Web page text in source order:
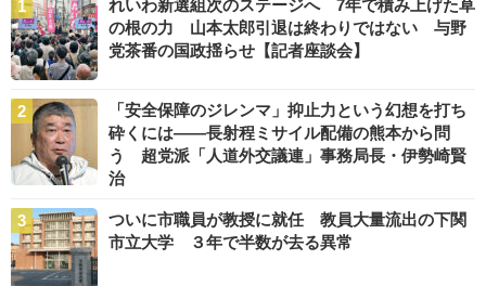
れいわ新選組次のステージへ 7年で積み上げた草
の根の力 山本太郎引退は終わりではない 与野
党茶番の国政揺らせ【記者座談会】
「安全保障のジレンマ」抑止力という幻想を打ち
砕くには――長射程ミサイル配備の熊本から問
う 超党派「人道外交議連」事務局長・伊勢崎賢
治
ついに市職員が教授に就任 教員大量流出の下関
市立大学 ３年で半数が去る異常